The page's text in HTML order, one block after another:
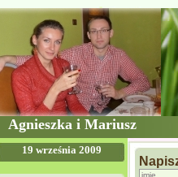
Agnieszka i Mariusz
19 września 2009